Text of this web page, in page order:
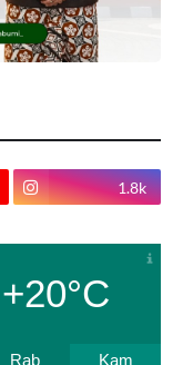
1.8k
+20°C
Rab Kam